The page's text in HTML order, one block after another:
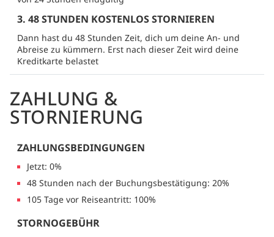
3. 48 STUNDEN KOSTENLOS STORNIEREN
Dann hast du 48 Stunden Zeit, dich um deine An- und
Abreise zu kümmern. Erst nach dieser Zeit wird deine
Kreditkarte belastet
ZAHLUNG &
STORNIERUNG
ZAHLUNGSBEDINGUNGEN
Jetzt: 0%
48 Stunden nach der Buchungsbestätigung: 20%
105 Tage vor Reiseantritt: 100%
STORNOGEBÜHR